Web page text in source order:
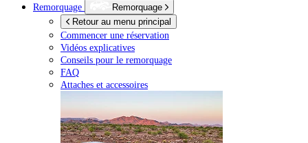
Remorquage
Remorquage
Retour au menu principal
Commencer une réservation
Vidéos explicatives
Conseils pour le remorquage
FAQ
Attaches et accessoires